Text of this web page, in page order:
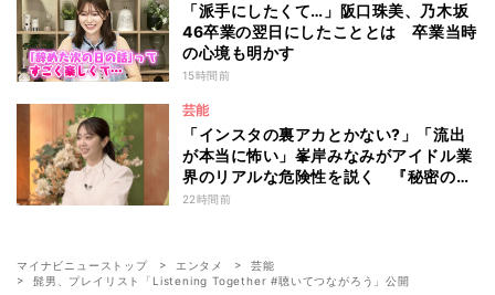
「派手にしたくて…」阪口珠美、乃木坂
46卒業の翌日にしたこととは 卒業当時
の心境も明かす
15時間前
芸能
「インスタの裏アカとかない?」「流出
が本当に怖い」峯岸みなみがアイドル業
界のリアルな危険性を説く 『秘密のマ
マ園』特別編
22時間前
マイナビニューストップ エンタメ
芸能
髭男、プレイリスト「Listening Together #聴いてつながろう」公開